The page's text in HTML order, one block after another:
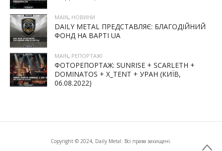
MAIN, НОВИНИ
DAILY METAL ПРЕДСТАВЛЯЄ: БЛАГОДІЙНИЙ
ФОНД НА ВАРТІ UA
MAIN, РЕПОРТАЖІ
ФОТОРЕПОРТАЖ: SUNRISE + SCARLETH +
DOMINATOS + X_TENT + УРАН (КИЇВ,
06.08.2022)
Copyright © 2024, Daily Metal. Всі права захищені.